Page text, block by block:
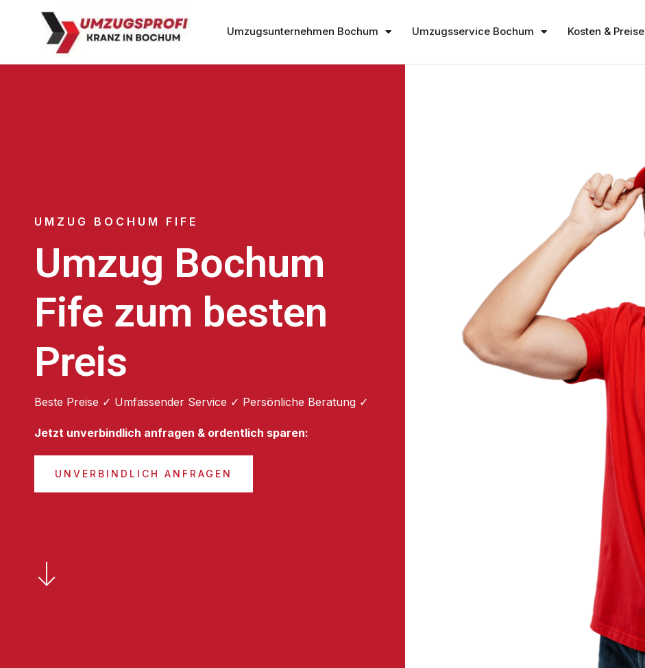
Umzugsunternehmen Bochum Umzugsservice Bochum Kosten & Preise
UMZUG BOCHUM FIFE
Umzug Bochum
Fife zum besten
Preis
Beste Preise ✓ Umfassender Service ✓ Persönliche Beratung ✓
Jetzt unverbindlich anfragen & ordentlich sparen:
UNVERBINDLICH ANFRAGEN